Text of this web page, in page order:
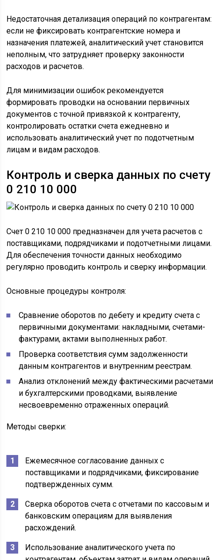
Недостаточная детализация операций по контрагентам:
если не фиксировать контрагентские номера и
назначения платежей, аналитический учет становится
неполным, что затрудняет проверку законности
расходов и расчетов.
Для минимизации ошибок рекомендуется
формировать проводки на основании первичных
документов с точной привязкой к контрагенту,
контролировать остатки счета ежедневно и
использовать аналитический учет по подотчетным
лицам и видам расходов.
Контроль и сверка данных по счету
0 210 10 000
Счет 0 210 10 000 предназначен для учета расчетов с
поставщиками, подрядчиками и подотчетными лицами.
Для обеспечения точности данных необходимо
регулярно проводить контроль и сверку информации.
Основные процедуры контроля:
Сравнение оборотов по дебету и кредиту счета с
первичными документами: накладными, счетами-
фактурами, актами выполненных работ.
Проверка соответствия сумм задолженности
данным контрагентов и внутренним реестрам.
Анализ отклонений между фактическими расчетами
и бухгалтерскими проводками, выявление
несвоевременно отраженных операций.
Методы сверки:
Ежемесячное согласование данных с
поставщиками и подрядчиками, фиксирование
подтвержденных сумм.
Сверка оборотов счета с отчетами по кассовым и
банковским операциям для выявления
расхождений.
Использование аналитического учета по